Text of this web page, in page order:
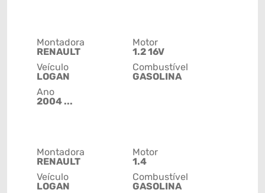
Montadora
RENAULT
Veículo
LOGAN
Ano
2004 ...
Motor
1.2 16V
Combustível
GASOLINA
Montadora
RENAULT
Veículo
LOGAN
Motor
1.4
Combustível
GASOLINA